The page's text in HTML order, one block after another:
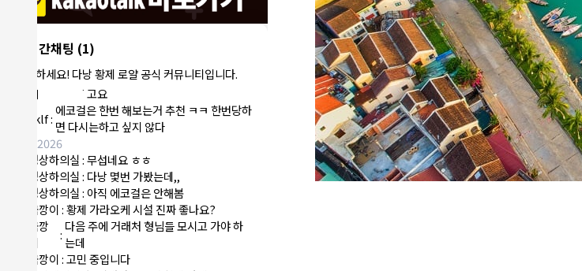
실시간채팅 (1)
안녕하세요! 다낭 황제 로얄 공식 커뮤니티입니다.
NY런던파
리
:다낭 에코걸 여기서 예약 가능한가
요?
3군:에코걸 좀 조심 하는게 좋음
NY런던파리 :저도 많이 들었습니다 ㅋㅋ
NY런던파
리
:에코걸 하는 놈들 있으면 다 조지려
고요
sklf: 에코걸은 한번 해보는거 추천 ㅋㅋ 한번당하
면 다시는하고 싶지 않다
8/6/2026
정상하의실:무섭네요 ㅎㅎ
정상하의실: 다낭 몇번 가봤는데,,
정상하의실: 아직 에코걸은 안해봄
국깡이:황제 가라오케 시설 진짜 좋나요?
국깡
이
: 다음 주에 거래처 형님들 모시고 가야 하
는데
국깡이:고민 중입니다